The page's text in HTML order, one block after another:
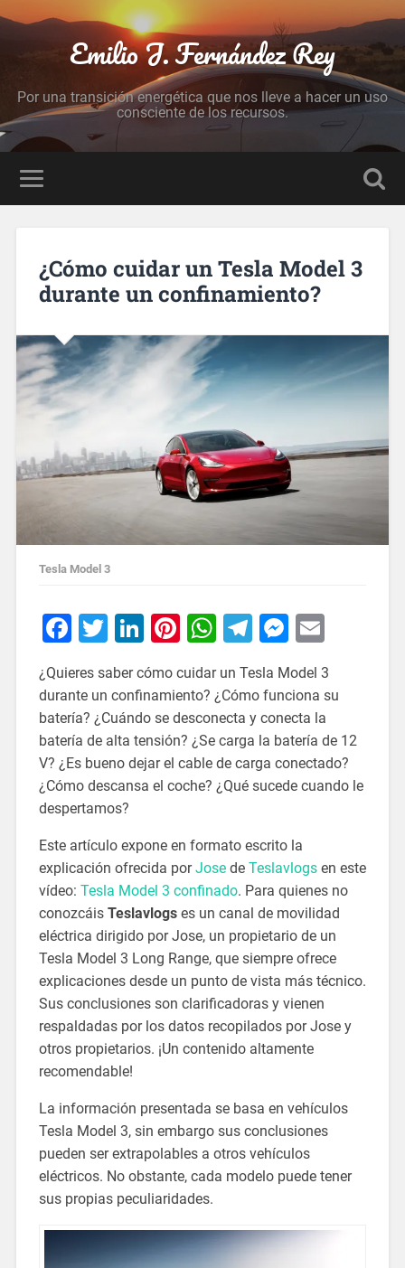
Emilio J. Fernández Rey
Por una transición energética que nos lleve a hacer un uso
consciente de los recursos.
¿Cómo cuidar un Tesla Model 3
durante un confinamiento?
Tesla Model 3
Facebook
Twitter
LinkedIn
Pinterest
WhatsApp
Telegram
Email
¿Quieres saber cómo cuidar un Tesla Model 3
durante un confinamiento? ¿Cómo funciona su
batería? ¿Cuándo se desconecta y conecta la
batería de alta tensión? ¿Se carga la batería de 12
V? ¿Es bueno dejar el cable de carga conectado?
¿Cómo descansa el coche? ¿Qué sucede cuando le
despertamos?
Este artículo expone en formato escrito la
explicación ofrecida porJosede Teslavlogsen este
vídeo: Tesla Model 3 confinado. Para quienes no
conozcáis Teslavlogses un canal de movilidad
eléctrica dirigido por Jose, un propietario de un
Tesla Model 3 Long Range, que siempre ofrece
explicaciones desde un punto de vista más técnico.
Sus conclusiones son clarificadoras y vienen
respaldadas por los datos recopilados por Jose y
otros propietarios. ¡Un contenido altamente
recomendable!
La información presentada se basa en vehículos
Tesla Model 3, sin embargo sus conclusiones
pueden ser extrapolables a otros vehículos
eléctricos. No obstante, cada modelo puede tener
sus propias peculiaridades.